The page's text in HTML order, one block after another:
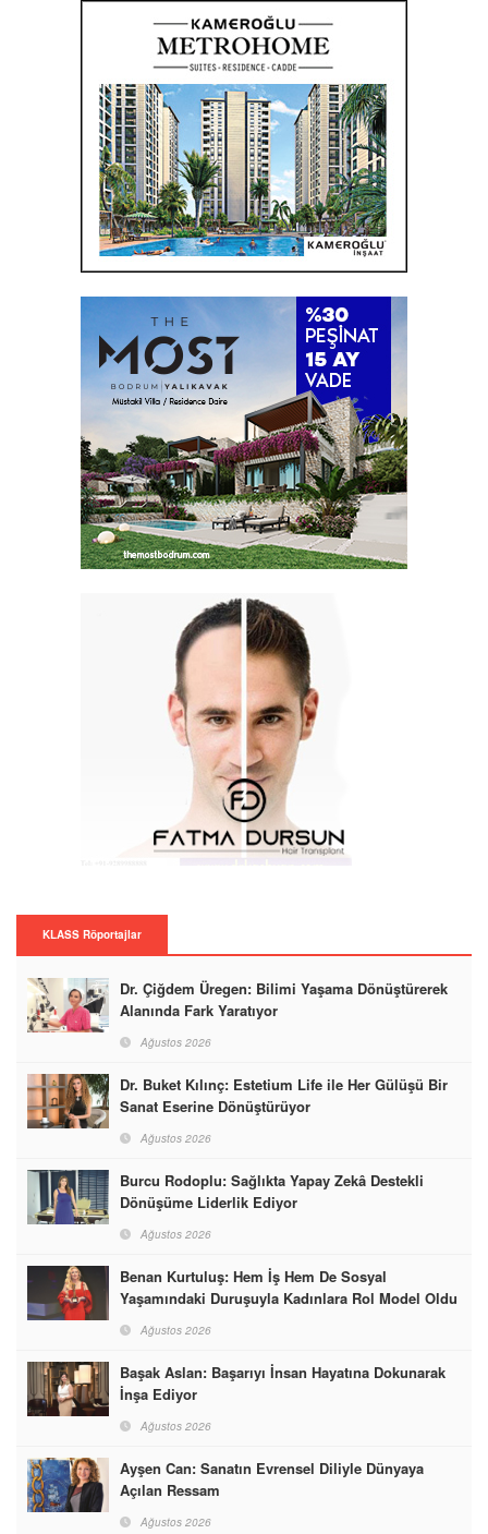
KLASS Röportajlar
Dr. Çiğdem Üregen: Bilimi Yaşama Dönüştürerek
Alanında Fark Yaratıyor
Ağustos 2026
Dr. Buket Kılınç: Estetium Life ile Her Gülüşü Bir
Sanat Eserine Dönüştürüyor
Ağustos 2026
Burcu Rodoplu: Sağlıkta Yapay Zekâ Destekli
Dönüşüme Liderlik Ediyor
Ağustos 2026
Benan Kurtuluş: Hem İş Hem De Sosyal
Yaşamındaki Duruşuyla Kadınlara Rol Model Oldu
Ağustos 2026
Başak Aslan: Başarıyı İnsan Hayatına Dokunarak
İnşa Ediyor
Ağustos 2026
Ayşen Can: Sanatın Evrensel Diliyle Dünyaya
Açılan Ressam
Ağustos 2026